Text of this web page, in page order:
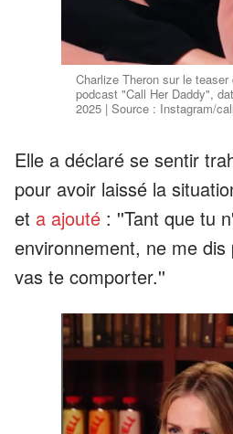
Charlize Theron sur le teaser
podcast "Call Her Daddy",
2025 | Source : Instagram/
Elle a déclaré se sentir
pour avoir laissé la
et a ajouté : ''Tant que tu
environnement, ne me
vas te comporter.''